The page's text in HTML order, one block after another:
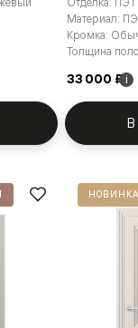
Материал:
Кромка:
Толщина
33 000 ₽ i
В
НОВИНКА